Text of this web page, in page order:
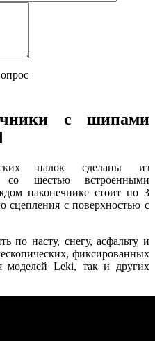
с шипами
палок сделаны из
со шестью встроенными
наконечнике стоит по 3
сцепления с поверхностью с
по насту, снегу, асфальту и
фиксированных
моделей Leki, так и других